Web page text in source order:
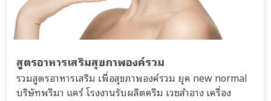
สูตรอาหารเสริมสุขภาพองค์รวม
รวมสูตรอาหารเสริม เพื่อสุขภาพองค์รวม ยุค new normal
บริษัทพรีมา แคร์ โรงงานรับผลิตครีม เวชสำอาง เครื่อง